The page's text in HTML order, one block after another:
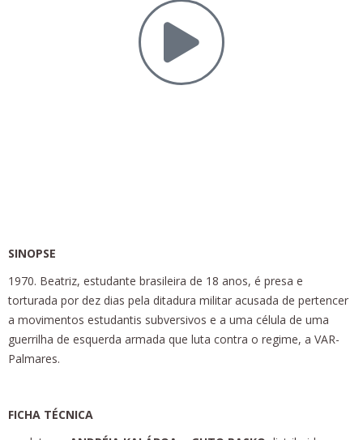
SINOPSE
1970. Beatriz, estudante brasileira de 18 anos, é presa e
torturada por dez dias pela ditadura militar acusada de pertencer
a movimentos estudantis subversivos e a uma célula de uma
guerrilha de esquerda armada que luta contra o regime, a VAR-
Palmares.
FICHA TÉCNICA